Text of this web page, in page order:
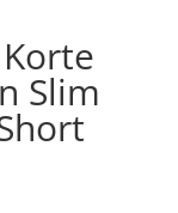
Slim